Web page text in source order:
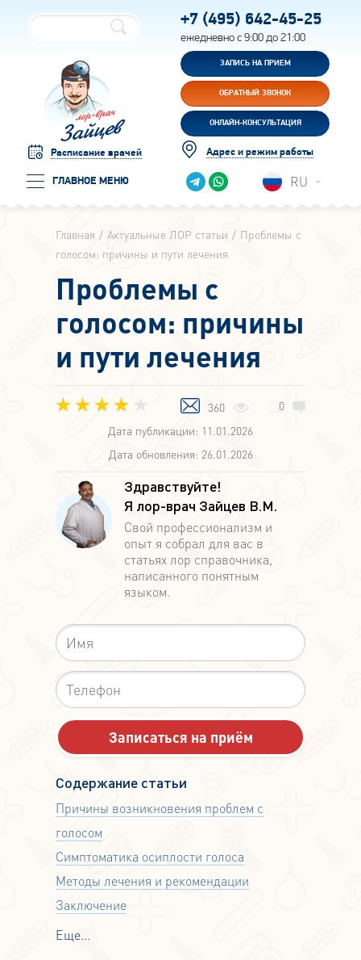
Расписание врачей
ГЛАВНОЕ МЕНЮ
+7 (495) 642-45-25
ежедневно с 9:00 до 21:00
ЗАПИСЬ НА ПРИЕМ
ОБРАТНЫЙ ЗВОНОК
ОНЛАЙН-КОНСУЛЬТАЦИЯ
Адрес и режим работы
RU
Главная Актуальные ЛОР статьи
Проблемы с
голосом: причины и пути лечения
Проблемы с
голосом: причины
и пути лечения
Дата публикации: 11.01.2026
Дата обновления: 26.01.2026
360 0
Содержание статьи
Причины возникновения проблем с
голосом
Симптоматика осиплости голоса
Методы лечения и рекомендации
Заключение
Еще...
Здравствуйте!
Я лор-врач Зайцев В.М.
Свой профессионализм и
опыт я собрал для вас в
статьях лор справочника,
написанного понятным
языком.